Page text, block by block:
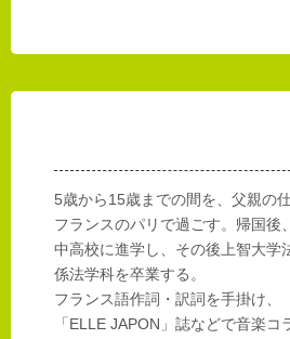
5歳から15歳までの間を、父親の
フランスのパリで過ごす。帰国後
中高校に進学し、その後上智大学
係法学科を卒業する。
フランス語作詞・訳詞を手掛け、
「ELLE JAPON」誌などで音楽コ